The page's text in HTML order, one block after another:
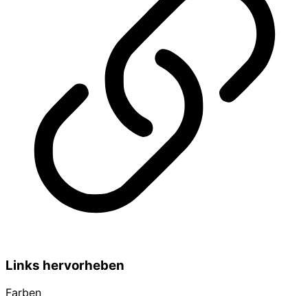
Links hervorheben
Farben